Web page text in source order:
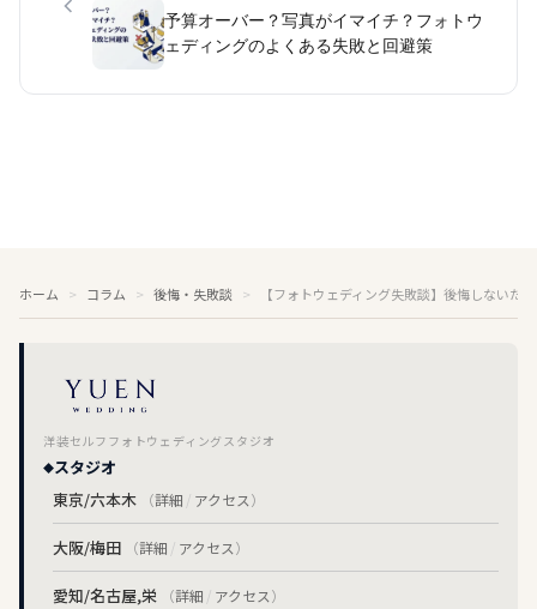
予算オーバー？写真がイマイチ？フォトウ
ェディングのよくある失敗と回避策
ホーム コラム 後悔・失敗談 【フォトウェディング失敗談】後悔しないた
洋装セルフフォトウェディングスタジオ
スタジオ
東京/六本木
（詳細 / アクセス）
大阪/梅田 （詳細 / アクセス）
愛知/名古屋,栄 （詳細 / アクセス）